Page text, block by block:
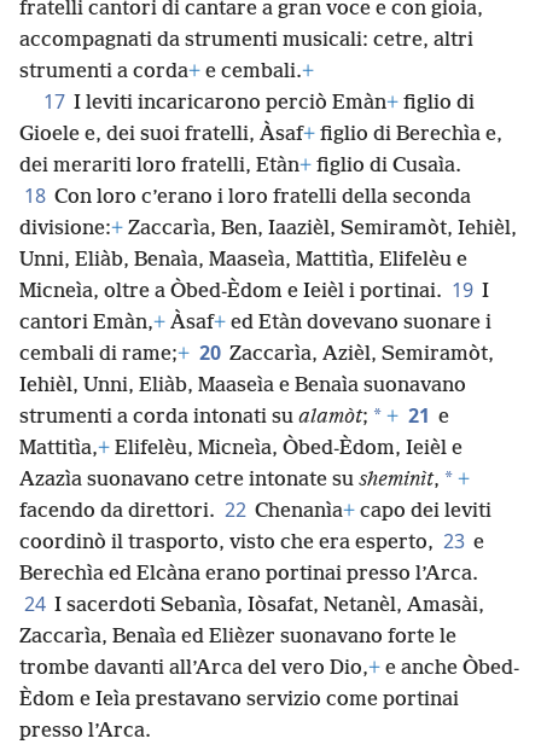
disse quindi ai capi dei leviti di incaricare i loro
fratelli cantori di cantare a gran voce e con gioia,
accompagnati da strumenti musicali: cetre, altri
strumenti a corda+e cembali.+
17 I leviti incaricarono perciò Emàn+figlio di
Gioele e, dei suoi fratelli, Àsaf+ figlio di Berechìa e,
dei merariti loro fratelli, Etàn+figlio di Cusaìa.
18 Con loro c’erano i loro fratelli della seconda
divisione:+Zaccarìa, Ben, Iaazièl, Semiramòt, Iehièl,
Unni, Eliàb, Benaìa, Maaseìa, Mattitìa, Elifelèu e
Micneìa, oltre a Òbed-Èdom e Ieièl i portinai. 19 I
cantori Emàn,+Àsaf+ ed Etàn dovevano suonare i
cembali di rame;+ 20 Zaccarìa, Azièl, Semiramòt,
Iehièl, Unni, Eliàb, Maaseìa e Benaìa suonavano
strumenti a corda intonati sualamòt; * + 21 e
Mattitìa,+Elifelèu, Micneìa, Òbed-Èdom, Ieièl e
Azazìa suonavano cetre intonate su sheminìt, * +
facendo da direttori. 22 Chenanìa+ capo dei leviti
coordinò il trasporto, visto che era esperto, 23 e
Berechìa ed Elcàna erano portinai presso l’Arca.
24 I sacerdoti Sebanìa, Iòsafat, Netanèl, Amasài,
Zaccarìa, Benaìa ed Elièzer suonavano forte le
trombe davanti all’Arca del vero Dio,+ e anche Òbed-
Èdom e Ieìa prestavano servizio come portinai